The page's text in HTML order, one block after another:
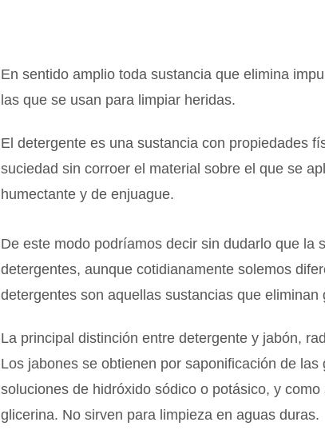
En sentido amplio toda sustancia que elimina
las que se usan para limpiar heridas.
El detergente es una sustancia con propiedades
suciedad sin corroer el material sobre el que se
humectante y de enjuague.
De este modo podríamos decir sin dudarlo que la
detergentes, aunque cotidianamente solemos
detergentes son aquellas sustancias que eliminan
La principal distinción entre detergente y jabón,
Los jabones se obtienen por saponificación de las
soluciones de hidróxido sódico o potásico, y
glicerina. No sirven para limpieza en aguas duras.